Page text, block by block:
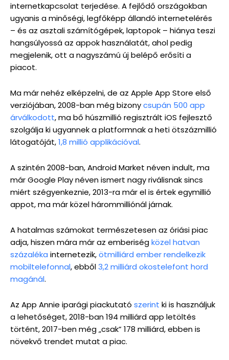
internetkapcsolat terjedése. A fejlődő országokban
ugyanis a minőségi, legfőképp állandó internetelérés
– és az asztali számítógépek, laptopok – hiánya teszi
hangsúlyossá az appok használatát, ahol pedig
megjelenik, ott a nagyszámú új belépő erősíti a
piacot.
Ma már nehéz elképzelni, de az Apple App Store első
verziójában, 2008-ban még bizonycsupán 500 app
árválkodott, ma bő húszmillió regisztrált iOS fejlesztő
szolgálja ki ugyannek a platformnak a heti ötszázmillió
látogatóját,1,8 millió applikációval.
A szintén 2008-ban, Android Market néven indult, ma
már Google Play néven ismert nagy riválisnak sincs
miért szégyenkeznie, 2013-ra már el is értek egymillió
appot, ma már közel hárommilliónál járnak.
A hatalmas számokat természetesen az óriási piac
adja, hiszen mára már az emberiségközel hatvan
százaléka internetezik,ötmilliárd ember rendelkezik
mobiltelefonnal, ebből3,2 milliárd okostelefont hord
magánál.
Az App Annie iparági piackutató szerint ki is használjuk
a lehetőséget, 2018-ban 194 milliárd app letöltés
történt, 2017-ben még „csak” 178 milliárd, ebben is
növekvő trendet mutat a piac.